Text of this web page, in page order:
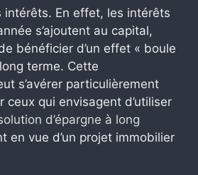
intérêts. En effet, les intérêts
s’ajoutent au capital,
bénéficier d’un effet « boule
terme. Cette
s’avérer particulièrement
ceux qui envisagent d’utiliser
d’épargne à long
en vue d’un projet immobilier